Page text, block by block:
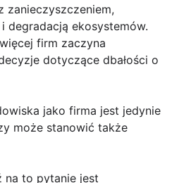
zanieczyszczeniem,
degradacją ekosystemów.
firm zaczyna
dotyczące dbałości o
jako firma jest jedynie
może stanowić także
na to pytanie jest